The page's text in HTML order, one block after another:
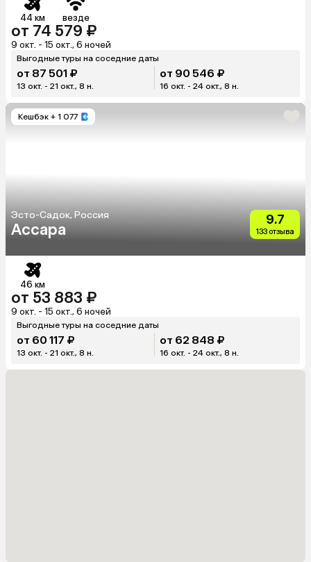
44 км везде
от 74 579 ₽
9 окт. - 15 окт., 6 ночей
Выгодные туры на соседние даты
от 87 501 ₽
13 окт. - 21 окт., 8 н.
от 90 546 ₽
16 окт. - 24 окт., 8 н.
Кешбэк + 1 077
Эсто-Садок, Россия
Ассара
9.7
133 отзыва
46 км
от 53 883 ₽
9 окт. - 15 окт., 6 ночей
Выгодные туры на соседние даты
от 60 117 ₽
13 окт. - 21 окт., 8 н.
от 62 848 ₽
16 окт. - 24 окт., 8 н.